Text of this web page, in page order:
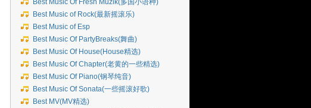
Best Music Of Fresh Muzik(多国小语种)
Best Music of Rock(最新摇滚乐)
Best Music of Esp
Best Music Of PartyBreaks(舞曲)
Best Music Of House(House精选)
Best Music Of Chapter(老黄的一些精选)
Best Music Of Piano(钢琴纯音)
Best Music Of Sonata(一些摇滚好歌)
Best MV(MV精选)